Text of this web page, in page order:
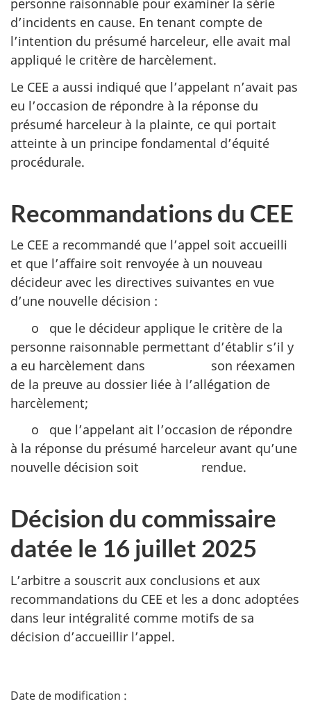
personne raisonnable pour examiner la série
d’incidents en cause. En tenant compte de
l’intention du présumé harceleur, elle avait mal
appliqué le critère de harcèlement.
Le CEE a aussi indiqué que l’appelant n’avait pas
eu l’occasion de répondre à la réponse du
présumé harceleur à la plainte, ce qui portait
atteinte à un principe fondamental d’équité
procédurale.
Recommandations du CEE
Le CEE a recommandé que l’appel soit accueilli
et que l’affaire soit renvoyée à un nouveau
décideur avec les directives suivantes en vue
d’une nouvelle décision :
o que le décideur applique le critère de la
personne raisonnable permettant d’établir s’il y
a eu harcèlement dans son réexamen
de la preuve au dossier liée à l’allégation de
harcèlement;
o que l’appelant ait l’occasion de répondre
à la réponse du présumé harceleur avant qu’une
nouvelle décision soit rendue.
Décision du commissaire
datée le 16 juillet 2025
L’arbitre a souscrit aux conclusions et aux
recommandations du CEE et les a donc adoptées
dans leur intégralité comme motifs de sa
décision d’accueillir l’appel.
D